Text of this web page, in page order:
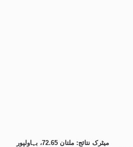
میٹرک نتائج: ملتان 72.65، بہاولپور